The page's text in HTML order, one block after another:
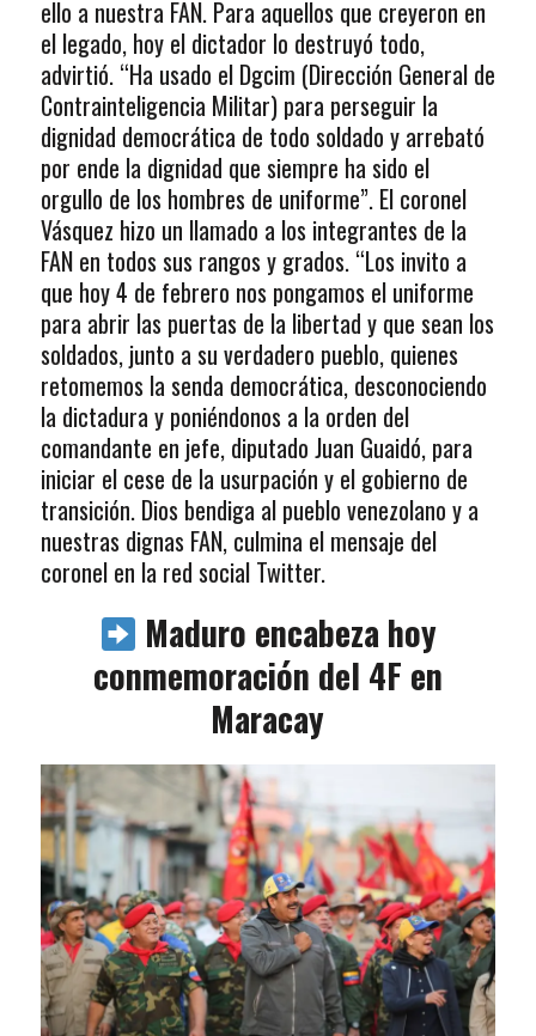
ello a nuestra FAN. Para aquellos que creyeron en
el legado, hoy el dictador lo destruyó todo,
advirtió. “Ha usado el Dgcim (Dirección General de
Contrainteligencia Militar) para perseguir la
dignidad democrática de todo soldado y arrebató
por ende la dignidad que siempre ha sido el
orgullo de los hombres de uniforme”. El coronel
Vásquez hizo un llamado a los integrantes de la
FAN en todos sus rangos y grados. “Los invito a
que hoy 4 de febrero nos pongamos el uniforme
para abrir las puertas de la libertad y que sean los
soldados, junto a su verdadero pueblo, quienes
retomemos la senda democrática, desconociendo
la dictadura y poniéndonos a la orden del
comandante en jefe, diputado Juan Guaidó, para
iniciar el cese de la usurpación y el gobierno de
transición. Dios bendiga al pueblo venezolano y a
nuestras dignas FAN, culmina el mensaje del
coronel en la red social Twitter.
Maduro encabeza hoy
conmemoración del 4F en
Maracay